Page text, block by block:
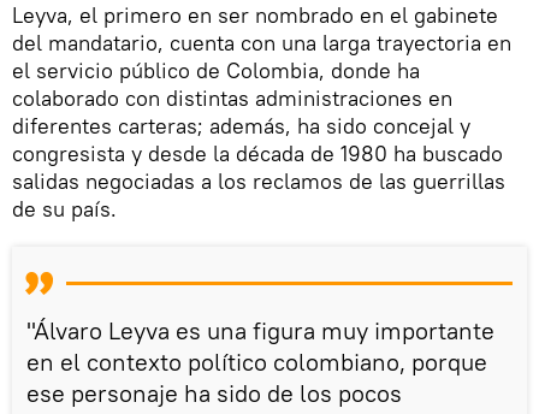
Leyva, el primero en ser nombrado en el gabinete
del mandatario, cuenta con una larga trayectoria en
el servicio público de Colombia, donde ha
colaborado con distintas administraciones en
diferentes carteras; además, ha sido concejal y
congresista y desde la década de 1980 ha buscado
salidas negociadas a los reclamos de las guerrillas
de su país.
"Álvaro Leyva es una figura muy importante
en el contexto político colombiano, porque
ese personaje ha sido de los pocos